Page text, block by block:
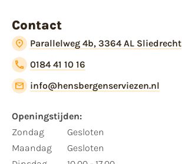
Contact
Parallelweg 4b, 3364 AL Sliedrecht
0184 41 10 16
info@hensbergenserviezen.nl
Openingstijden:
Zondag
Maandag
Gesloten
Gesloten